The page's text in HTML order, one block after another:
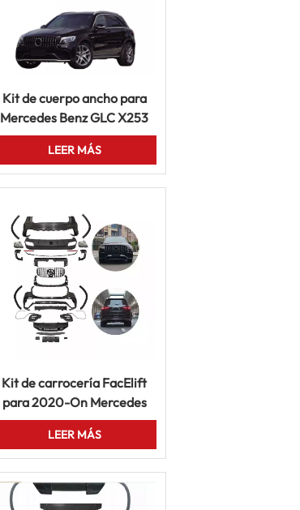
Kit de cuerpo ancho para
Mercedes Benz GLC X253
2016-2019 GLC63 AMG
Rejilla del parachoques
trasero delantero
LEER MÁS
Kit de carrocería FacElift
para 2020-On Mercedes
Benz GLS AMG Style
Bumper and Grilles Kits
LEER MÁS